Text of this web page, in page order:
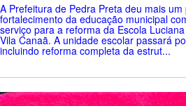
A Prefeitura de Pedra Preta deu mais
fortalecimento da educação municipal
serviço para a reforma da Escola
Vila Canaã. A unidade escolar passará
incluindo reforma completa da estrut...